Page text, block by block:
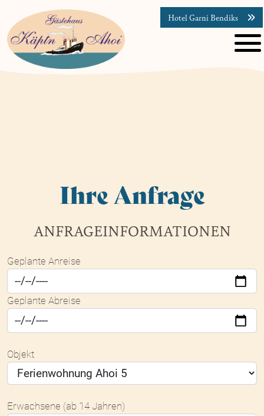
Hotel Garni Bendiks
Ihre Anfrage
ANFRAGEINFORMATIONEN
Geplante Anreise
Geplante Abreise
Objekt
Erwachsene (ab 14 Jahren)